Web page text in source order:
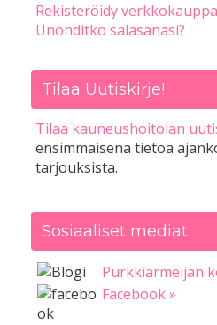
Rekisteröidy
Unohditko salasanasi?
Tilaa Uutiskirje!
Tilaa kauneushoitolan
ensimmäisenä tietoa
tarjouksista.
Sosiaaliset mediat
Purkkiarmeijan
Facebook »